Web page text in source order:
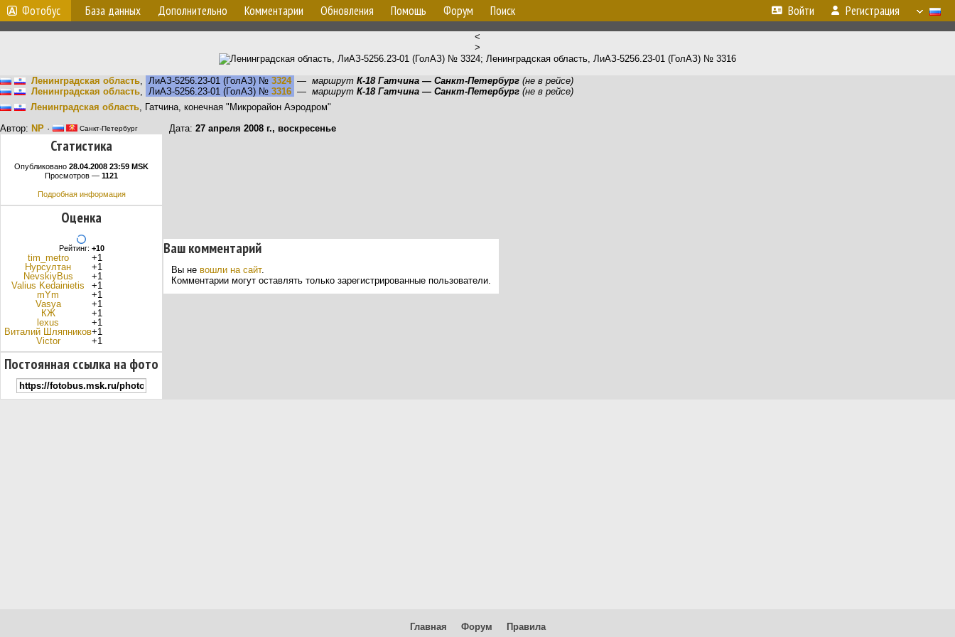
Фотобус База данных Дополнительно Комментарии Обновления Помощь Форум Поиск Войти Регистрация
<
>
Ленинградская область, ЛиАЗ-5256.23-01 (ГолАЗ) № 3324 — маршрут К-18 Гатчина — Санкт-Петербург (не в рейсе)
Ленинградская область, ЛиАЗ-5256.23-01 (ГолАЗ) № 3316 — маршрут К-18 Гатчина — Санкт-Петербург (не в рейсе)
Ленинградская область, Гатчина, конечная "Микрорайон Аэродром"
Автор: NP · Санкт-Петербург Дата: 27 апреля 2008 г., воскресенье
Статистика
Опубликовано 28.04.2008 23:59 MSK
Просмотров — 1121
Подробная информация
Оценка
Рейтинг: +10
tim_metro
+1
Нурсултан
+1
NevskiyBus
+1
Valius Kedainietis
+1
mYm
+1
Vasya
+1
КЖ
+1
lexus
+1
Виталий Шляпникoв+1
Victor
+1
Постоянная ссылка на фото
Ваш комментарий
Вы не вошли на сайт.
Комментарии могут оставлять только зарегистрированные пользователи.
Главная Форум
Правила